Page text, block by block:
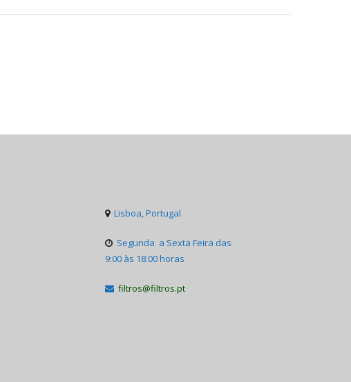
 Lisboa, Portugal
 Segunda a Sexta Feira das
9:00 às 18:00 horas
 filtros@filtros.pt